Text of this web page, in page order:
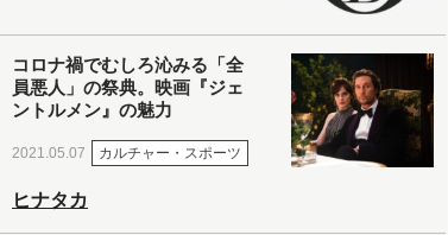
コロナ禍でむしろ沁みる「全
員悪人」の祭典。映画『ジェ
ントルメン』の魅力
2021.05.07 カルチャー・スポーツ
ヒナタカ